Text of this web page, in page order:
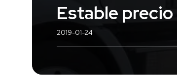
Estable
2019-01-24